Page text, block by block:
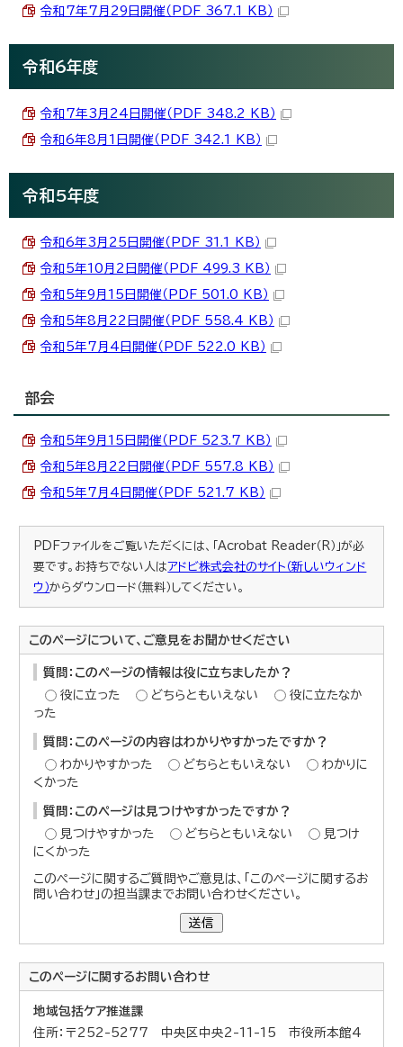
令和7年7月29日開催（PDF 367.1 KB）
令和6年度
令和7年3月24日開催（PDF 348.2 KB）
令和6年8月1日開催（PDF 342.1 KB）
令和5年度
令和6年3月25日開催（PDF 31.1 KB）
令和5年10月2日開催（PDF 499.3 KB）
令和5年9月15日開催（PDF 501.0 KB）
令和5年8月22日開催（PDF 558.4 KB）
令和5年7月4日開催（PDF 522.0 KB）
部会
令和5年9月15日開催（PDF 523.7 KB）
令和5年8月22日開催（PDF 557.8 KB）
令和5年7月4日開催（PDF 521.7 KB）
PDFファイルをご覧いただくには、「Acrobat Reader（R）」が必
要です。お持ちでない人はアドビ株式会社のサイト（新しいウィンド
ウ）からダウンロード（無料）してください。
このページについて、ご意見をお聞かせください
質問：このページの情報は役に立ちましたか？
役に立った
どちらともいえない
役に立たなか
った
質問：このページの内容はわかりやすかったですか？
わかりやすかった
どちらともいえない
わかりに
くかった
質問：このページは見つけやすかったですか？
見つけやすかった
どちらともいえない
見つけ
にくかった
このページに関するご質問やご意見は、「このページに関するお
問い合わせ」の担当課までお問い合わせください。
送信
このページに関するお問い合わせ
地域包括ケア推進課
住所：〒252-5277 中央区中央2-11-15 市役所本館4